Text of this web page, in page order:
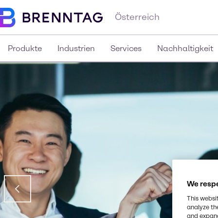
Österreich
Produkte Industrien Services Nachhaltigkeit
We
This
analyze
and